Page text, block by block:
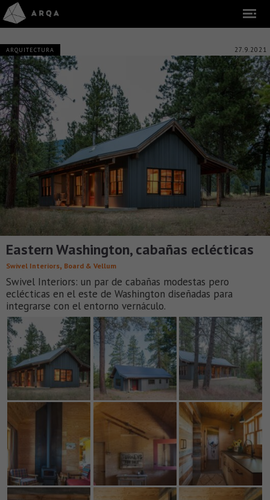
ARQUITECTURA 27.9.2021
Eastern Washington, cabañas eclécticas
Swivel Interiors, Board & Vellum
Swivel Interiors: un par de cabañas modestas pero
eclécticas en el este de Washington diseñadas para
integrarse con el entorno vernáculo.